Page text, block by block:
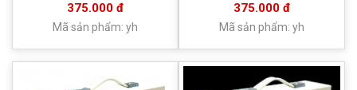
375.000 đ
Mã sản phẩm: yh
375.000 đ
Mã sản phẩm: yh